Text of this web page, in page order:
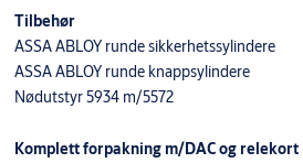
Tilbehør
ASSA ABLOY runde sikkerhetssylindere
ASSA ABLOY runde knappsylindere
Nødutstyr 5934 m/5572
Komplett forpakning m/DAC og relekort